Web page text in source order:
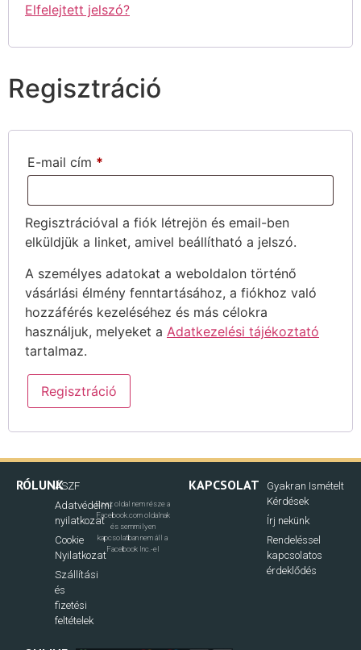
Elfelejtett jelszó?
Regisztráció
E-mail cím *
Regisztrációval a fiók létrejön és email-ben
elküldjük a linket, amivel beállítható a jelszó.
A személyes adatokat a weboldalon történő
vásárlási élmény fenntartásához, a fiókhoz való
hozzáférés kezeléséhez és más célokra
használjuk, melyeket a Adatkezelési tájékoztató
tartalmaz.
Regisztráció
RÓLUNKÁSZF
Adatvédelmi
nyilatkozat
Cookie
Nyilatkozat
Szállítási
és
fizetési
feltételek
Ez az oldal nem része a
Facebook.com oldalnak
és semmilyen
kapcsolatban nem áll a
Facebook Inc.-el
KAPCSOLAT
Gyakran Ismételt
Kérdések
Írj nekünk
Rendeléssel
kapcsolatos
érdeklődés